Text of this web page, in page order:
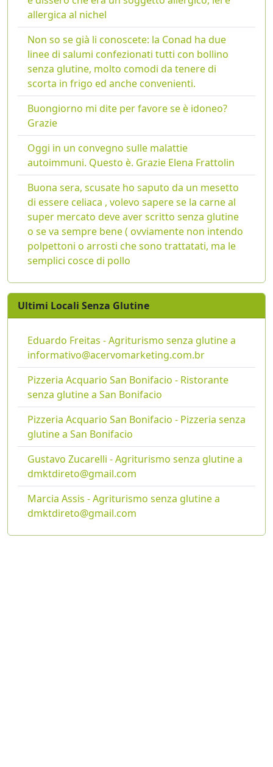
allergica al nichel
Non so se già li conoscete: la Conad ha due
linee di salumi confezionati tutti con bollino
senza glutine, molto comodi da tenere di
scorta in frigo ed anche convenienti.
Buongiorno mi dite per favore se è idoneo?
Grazie
Oggi in un convegno sulle malattie
autoimmuni. Questo è. Grazie Elena Frattolin
Buona sera, scusate ho saputo da un mesetto
di essere celiaca , volevo sapere se la carne al
super mercato deve aver scritto senza glutine
o se va sempre bene ( ovviamente non intendo
polpettoni o arrosti che sono trattatati, ma le
semplici cosce di pollo
Ultimi Locali Senza Glutine
Eduardo Freitas - Agriturismo senza glutine a
informativo@acervomarketing.com.br
Pizzeria Acquario San Bonifacio - Ristorante
senza glutine a San Bonifacio
Pizzeria Acquario San Bonifacio - Pizzeria senza
glutine a San Bonifacio
Gustavo Zucarelli - Agriturismo senza glutine a
dmktdireto@gmail.com
Marcia Assis - Agriturismo senza glutine a
dmktdireto@gmail.com